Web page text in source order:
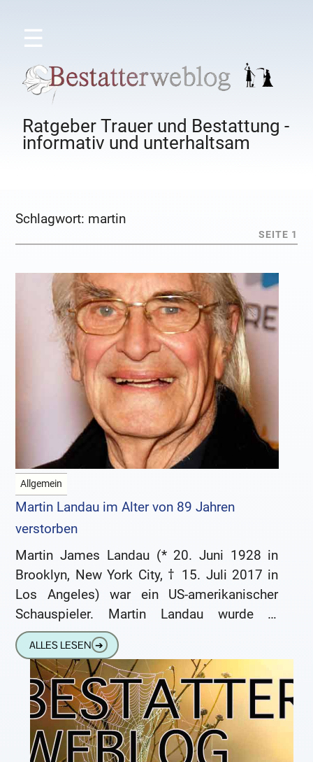
☰
Ratgeber Trauer und Bestattung -
informativ und unterhaltsam
Schlagwort: martin
SEITE 1
Allgemein
Martin Landau im Alter von 89 Jahren
verstorben
Martin James Landau (* 20. Juni 1928 in
Brooklyn, New York City, † 15. Juli 2017 in
Los Angeles) war ein US-amerikanischer
Schauspieler. Martin Landau wurde in
Brooklyn geboren. Im
ALLES LESEN ➔